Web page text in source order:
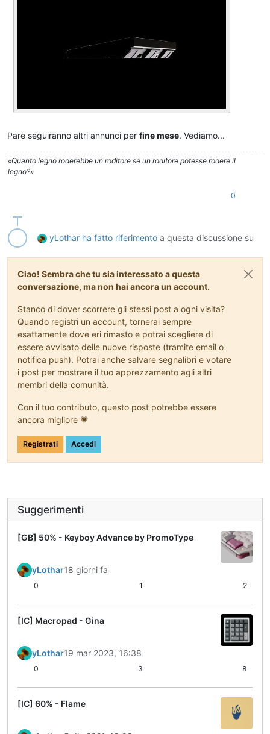
Pare seguiranno altri annunci per fine mese. Vediamo...
«Quanto legno roderebbe un roditore se un roditore potesse rodere il
legno?»
0
yLothar ha fatto riferimento a questa discussione su
Ciao! Sembra che tu sia interessato a questa
conversazione, ma non hai ancora un account.
Stanco di dover scorrere gli stessi post a ogni visita?
Quando registri un account, tornerai sempre
esattamente dove eri rimasto e potrai scegliere di
essere avvisato delle nuove risposte (tramite email o
notifica push). Potrai anche salvare segnalibri e votare
i post per mostrare il tuo apprezzamento agli altri
membri della comunità.
Con il tuo contributo, questo post potrebbe essere
ancora migliore 💗
Registrati Accedi
Suggerimenti
[GB] 50% - Keyboy Advance by PromoType
yLothar18 giorni fa
0 1 2
[IC] Macropad - Gina
yLothar19 mar 2023, 16:38
0 3 8
[IC] 60% - Flame